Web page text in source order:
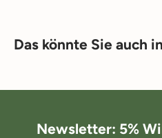
Das könnte Sie auch
Newsletter: 5%